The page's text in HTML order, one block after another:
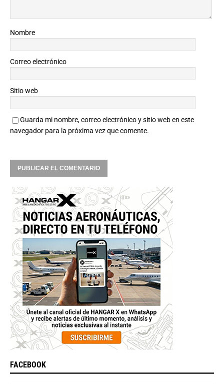
Nombre
Correo electrónico
Sitio web
Guarda mi nombre, correo electrónico y sitio web en este
navegador para la próxima vez que comente.
FACEBOOK